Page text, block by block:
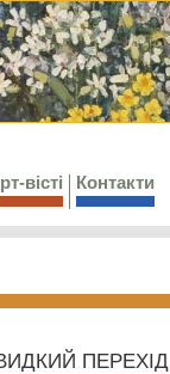
вісті Контакти
ПЕРЕХІД